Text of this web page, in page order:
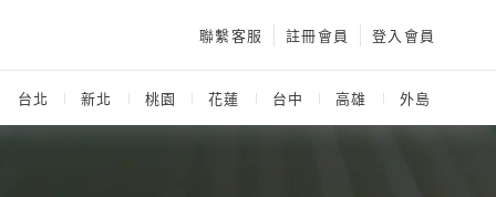
聯繫客服 註冊會員 登入會員
台北 新北 桃園 花蓮 台中 高雄 外島